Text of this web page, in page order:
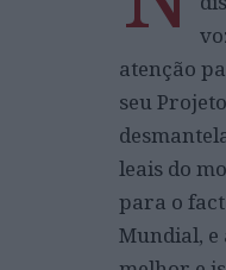
atenção
seu
leais do
para o
Mundial,